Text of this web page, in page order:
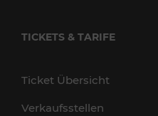
TICKETS & TARIFE
Ticket Übersicht
Verkaufsstellen